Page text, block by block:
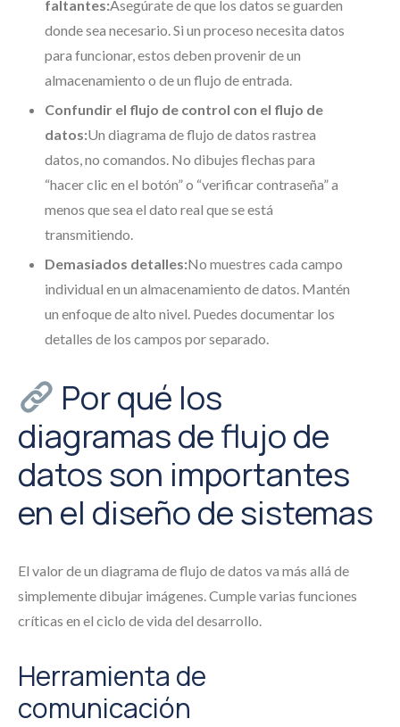
faltantes:Asegúrate de que los datos se guarden
donde sea necesario. Si un proceso necesita datos
para funcionar, estos deben provenir de un
almacenamiento o de un flujo de entrada.
Confundir el flujo de control con el flujo de
datos:Un diagrama de flujo de datos rastrea
datos, no comandos. No dibujes flechas para
“hacer clic en el botón” o “verificar contraseña” a
menos que sea el dato real que se está
transmitiendo.
Demasiados detalles:No muestres cada campo
individual en un almacenamiento de datos. Mantén
un enfoque de alto nivel. Puedes documentar los
detalles de los campos por separado.
Por qué los
diagramas de flujo de
datos son importantes
en el diseño de sistemas
El valor de un diagrama de flujo de datos va más allá de
simplemente dibujar imágenes. Cumple varias funciones
críticas en el ciclo de vida del desarrollo.
Herramienta de
comunicación